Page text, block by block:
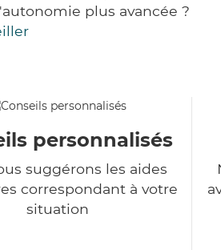
plus avancée ?
personnalisés
suggérons les aides
correspondant à votre
situation